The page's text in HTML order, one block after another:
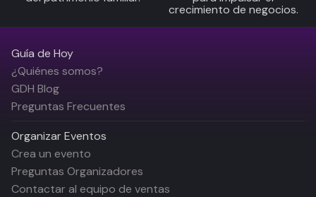
crecimiento de negocios.
Guía de Hoy
¿Quiénes somos?
GDH Blog
Preguntas Frecuentes
Organizar Eventos
Crea un evento
Preguntas Organizadores
Contactar al equipo de ventas